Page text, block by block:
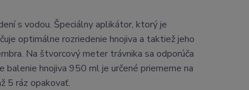
s vodou. Špeciálny aplikátor, ktorý je
optimálne rozriedenie hnojiva a taktiež jeho
Na štvorcový meter trávnika sa odporúča
hnojiva 950 ml je určené priemerne na
5 ráz opakovať.